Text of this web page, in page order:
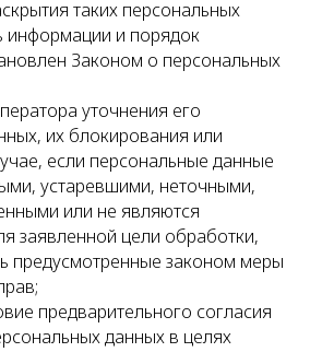
таких персональных
информации и порядок
Законом о персональных
уточнения его
их блокирования или
если персональные данные
устаревшими, неточными,
или не являются
заявленной цели обработки,
предусмотренные законом меры
предварительного согласия
данных в целях